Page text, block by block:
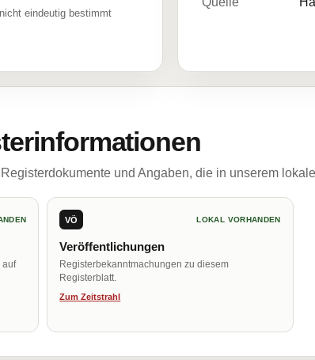
eindeutig bestimmt
und Angaben, die in unserem
auf
VÖ LOKAL VORHANDEN
Veröffentlichungen
Registerbekanntmachungen zu diesem
Registerblatt.
Zum Zeitstrahl